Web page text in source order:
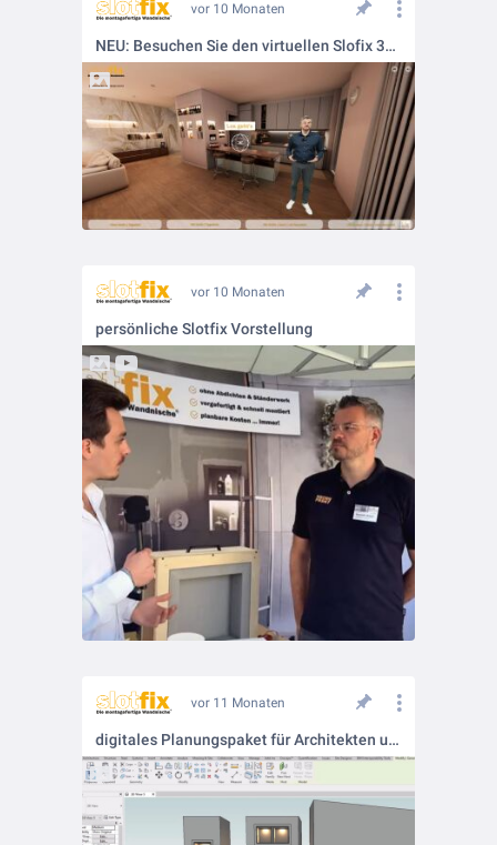
vor 10 Monaten
NEU: Besuchen Sie den virtuellen Slofix 3D Showroom
vor 10 Monaten
persönliche Slotfix Vorstellung
vor 11 Monaten
digitales Planungspaket für Architekten und Planer